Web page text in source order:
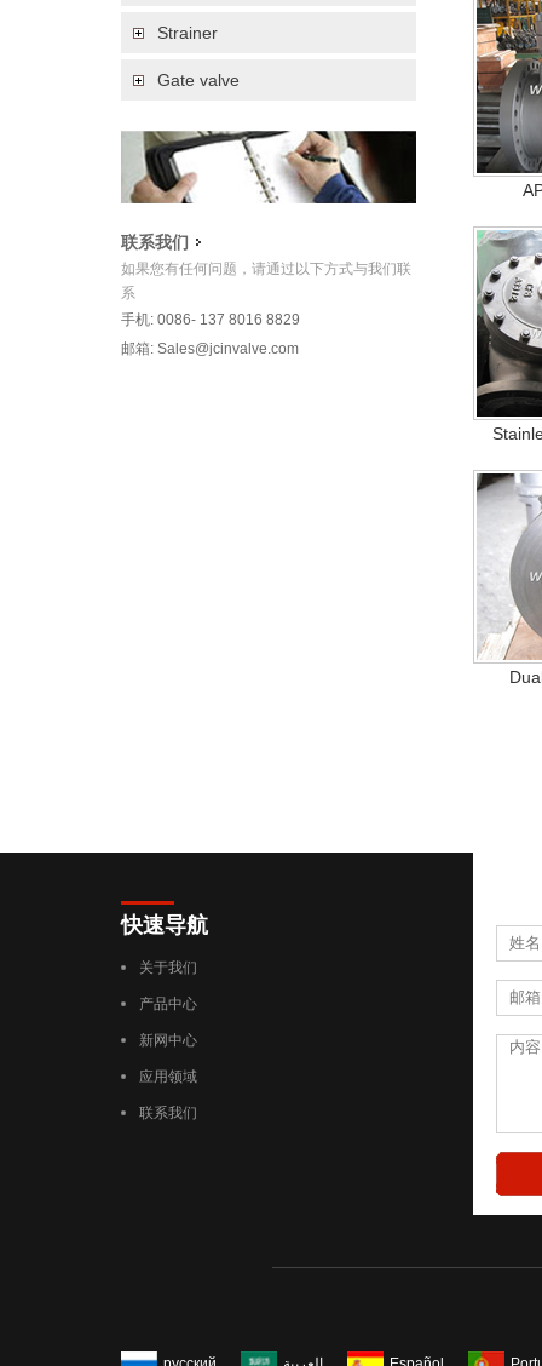
Strainer
Gate valve
联系我们
如果您有任何问题，请通过以下方式与我们联
系
手机: 0086- 137 8016 8829
邮箱: Sales@jcinvalve.com
快速导航
关于我们
产品中心
新网中心
应用领域
联系我们